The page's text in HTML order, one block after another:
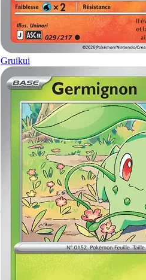
Gruikui